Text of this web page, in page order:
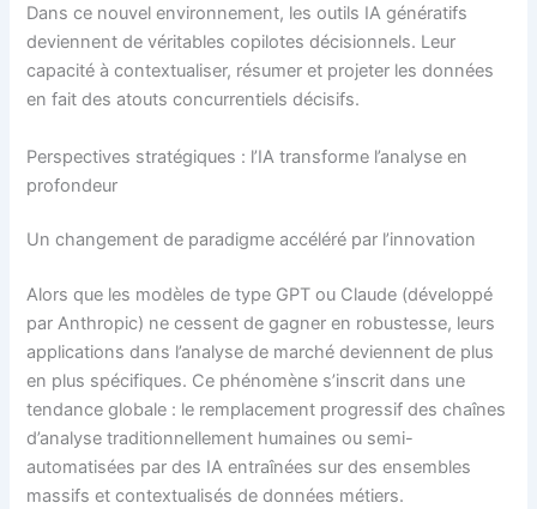
Dans ce nouvel environnement, les outils IA génératifs
deviennent de véritables copilotes décisionnels. Leur
capacité à contextualiser, résumer et projeter les données
en fait des atouts concurrentiels décisifs.
Perspectives stratégiques : l’IA transforme l’analyse en
profondeur
Un changement de paradigme accéléré par l’innovation
Alors que les modèles de type GPT ou Claude (développé
par Anthropic) ne cessent de gagner en robustesse, leurs
applications dans l’analyse de marché deviennent de plus
en plus spécifiques. Ce phénomène s’inscrit dans une
tendance globale : le remplacement progressif des chaînes
d’analyse traditionnellement humaines ou semi-
automatisées par des IA entraînées sur des ensembles
massifs et contextualisés de données métiers.